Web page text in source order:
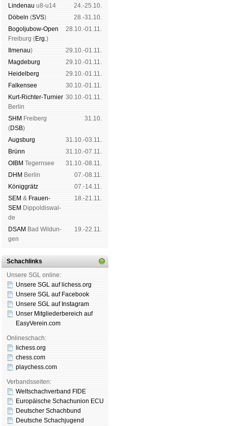
Lin­de­nau u8-u14
24.-25.10.
Dö­beln (SVS)
28.-31.10.
Bogoljubow-Open
Frei­burg (Erg.)
28.10.-01.11.
Il­me­nau)
29.10.-01.11.
Mag­de­burg
29.10.-01.11.
Hei­del­berg
29.10.-01.11.
Fal­ken­see
30.10.-01.11.
Kurt-Rich­ter-Tur­nier
Ber­lin
30.10.-01.11.
SHM Frei­berg
(DSB)
31.10.
Augs­burg
31.10.-03.11.
Brünn
31.10.-07.11.
OIBM Tegern­see
31.10.-08.11.
DHM Ber­lin
07.-08.11.
König­grätz
07.-14.11.
SEM & Frauen-
SEM Dip­pol­dis­wal­
de
18.-21.11.
DSAM Bad Wil­dun­
gen
19.-22.11.
Schachlinks
Unsere SGL online:
Unsere SGL auf li­chess.org
Unsere SGL auf Face­book
Unsere SGL auf Insta­gram
Unser Mitgliederbereich auf
EasyVerein.com
Onlineschach:
lichess.org
chess.com
playchess.com
Verbandsseiten:
Weltschachverband FIDE
Europäische Schachunion ECU
Deutscher Schachbund
Deutsche Schachjugend